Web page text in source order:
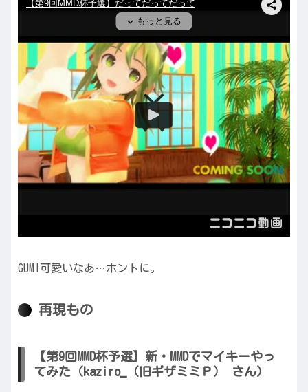
GUMI可愛いなあ…ホントに。
再現もの
【第9回MMD杯予選】新・MMDでマイキーやっ
てみた（kaziro_（旧ギザミミＰ） さん）